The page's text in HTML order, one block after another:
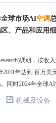
全球市场AI空调
、产品和应用
调研，按收
年达到 百万美
同时2024年全球
机械及设备